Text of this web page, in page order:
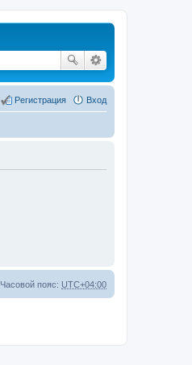
Вход
Регистрация
Часовой пояс: UTC+04:00